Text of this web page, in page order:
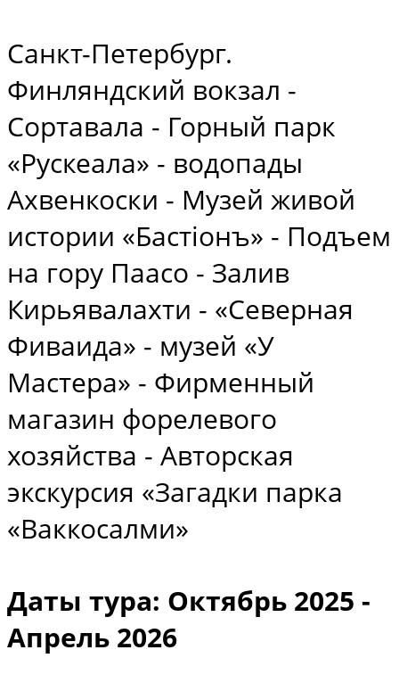
Санкт-Петербург.
Финляндский вокзал -
Сортавала - Горный парк
«Рускеала» - водопады
Ахвенкоски - Музей живой
истории «Бастiонъ» - Подъем
на гору Паасо - Залив
Кирьявалахти - «Северная
Фиваида» - музей «У
Мастера» - Фирменный
магазин форелевого
хозяйства - Авторская
экскурсия «Загадки парка
«Ваккосалми»
Даты тура: Октябрь 2025 -
Апрель 2026